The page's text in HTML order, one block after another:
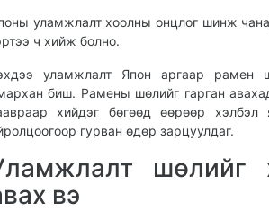
уламжлалт хоолны онцлог шинж
ч хийж болно.
уламжлалт Япон аргаар
биш. Рамены шөлийг гарган
хийдэг бөгөөд өөрөөр хэлбэл
гурван өдөр зарцуулдаг.
шөлийг
вэ